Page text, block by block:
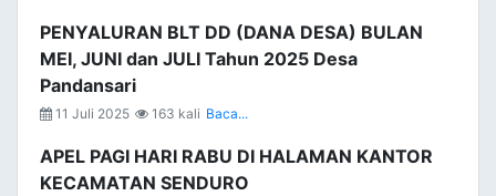
PENYALURAN BLT DD (DANA DESA) BULAN
MEI, JUNI dan JULI Tahun 2025 Desa
Pandansari
11 Juli 2025 163 kali Baca...
APEL PAGI HARI RABU DI HALAMAN KANTOR
KECAMATAN SENDURO